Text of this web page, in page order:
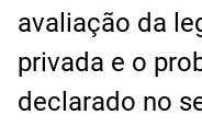
avaliação da
privada e o
declarado no